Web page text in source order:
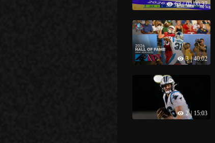
63 | 02:00:37
3 | 40:02
2 | 15:03